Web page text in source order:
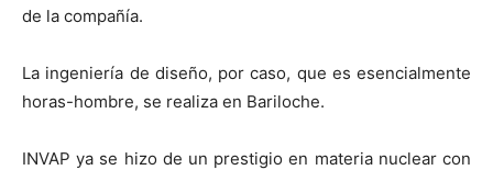
de la compañía.
La ingeniería de diseño, por caso, que es esencialmente
horas-hombre, se realiza en Bariloche.
INVAP ya se hizo de un prestigio en materia nuclear con